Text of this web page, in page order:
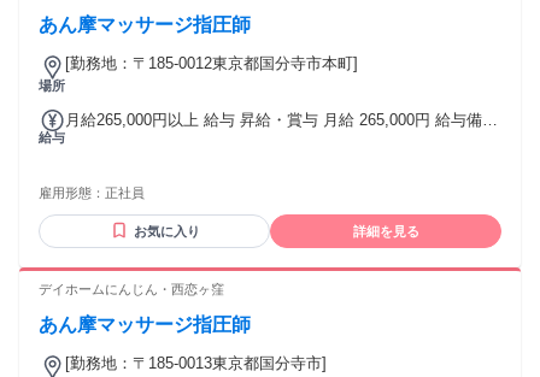
あん摩マッサージ指圧師
場所
[勤務地：〒185-0012東京都国分寺市本町]
給与
月給265,000円以上 給与 昇給・賞与 月給 265,000円 給与備
※ダブル資格 賞与： 年1回 昇給：年1回（4月） 265,000円～
川 固定残業代：65,000円 月給265000円～
雇用形態： 正社員
お気に入り 詳細を見る
デイホームにんじん・西恋ヶ窪
あん摩マッサージ指圧師
[勤務地：〒185-0013東京都国分寺市]